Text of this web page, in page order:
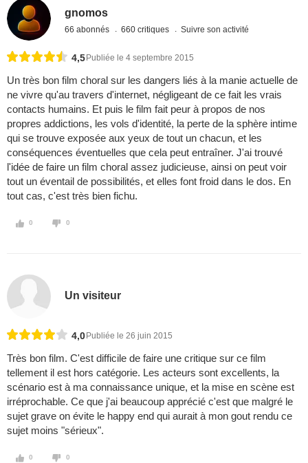
gnomos
66 abonnés 660 critiques Suivre son activité
4,5 Publiée le 4 septembre 2015
Un très bon film choral sur les dangers liés à la manie actuelle de
ne vivre qu'au travers d'internet, négligeant de ce fait les vrais
contacts humains. Et puis le film fait peur à propos de nos
propres addictions, les vols d'identité, la perte de la sphère intime
qui se trouve exposée aux yeux de tout un chacun, et les
conséquences éventuelles que cela peut entraîner. J'ai trouvé
l'idée de faire un film choral assez judicieuse, ainsi on peut voir
tout un éventail de possibilités, et elles font froid dans le dos. En
tout cas, c'est très bien fichu.
0 0
Un visiteur
4,0 Publiée le 26 juin 2015
Très bon film. C'est difficile de faire une critique sur ce film
tellement il est hors catégorie. Les acteurs sont excellents, la
scénario est à ma connaissance unique, et la mise en scène est
irréprochable. Ce que j'ai beaucoup apprécié c'est que malgré le
sujet grave on évite le happy end qui aurait à mon gout rendu ce
sujet moins "sérieux".
0 0